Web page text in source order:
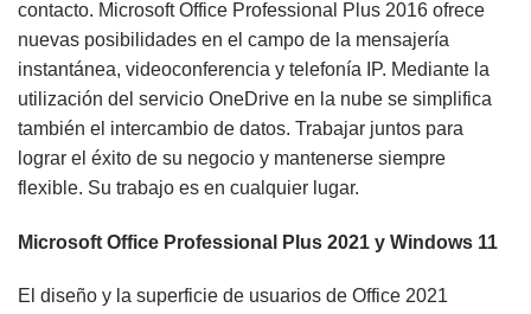
contacto. Microsoft Office Professional Plus 2016 ofrece
nuevas posibilidades en el campo de la mensajería
instantánea, videoconferencia y telefonía IP. Mediante la
utilización del servicio OneDrive en la nube se simplifica
también el intercambio de datos. Trabajar juntos para
lograr el éxito de su negocio y mantenerse siempre
flexible. Su trabajo es en cualquier lugar.
Microsoft Office Professional Plus 2021 y Windows 11
El diseño y la superficie de usuarios de Office 2021